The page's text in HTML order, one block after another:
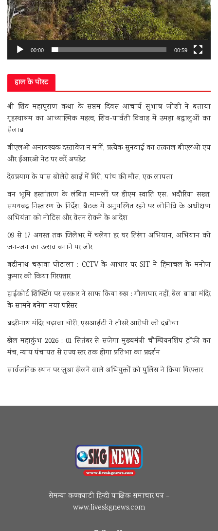
00:00 00:59
हाल के पोस्ट
श्री शिव महापुराण कथा के सप्तम दिवस आचार्य सुभाष जोशी ने बताया
गृहस्थाश्रम का आध्यात्मिक महत्व, शिव-पार्वती विवाह में उमड़ा श्रद्धालुओं का
सैलाब
बीएलओ अनावश्यक दस्तावेज न मांगें, प्रत्येक सुनवाई का तत्काल बीएलओ एप
और ईआरओ नेट पर करें अपडेट
देवप्रयाग के पास बोलेरो खाई में गिरी, पांच की मौत, एक लापता
वन भूमि हस्तांतरण के लंबित मामलों पर डीएम स्वाति एस. भदौरिया सख्त,
समयबद्ध निस्तारण के निर्देश, बैठक में अनुपस्थित रहने पर लोनिवि के अधीक्षण
अभियंता को नोटिस और वेतन रोकने के आदेश
09 से 17 अगस्त तक जिलेभर में चलेगा हर घर तिरंगा अभियान, अभियान को
जन-जन का उत्सव बनाने पर जोर
बद्रीनाथ चढ़ावा घोटाला : CCTV के आधार पर SIT ने हिमाचल के मनोज
कुमार को किया गिरफ्तार
हाईकोर्ट शिफ्टिंग पर सरकार ने साफ किया रुख : गौलापार नहीं, बेल बाबा मंदिर
के सामने बनेगा नया परिसर
बदरीनाथ मंदिर चढ़ावा चोरी, एसआईटी ने तीसरे आरोपी को दबोचा
खेल महाकुंभ 2026 : 01 सितंबर से सजेगा मुख्यमंत्री चौम्पियनशिप ट्रॉफी का
मंच, न्याय पंचायत से राज्य स्तर तक होगा प्रतिभा का प्रदर्शन
सार्वजनिक स्थान पर जुआ खेलने वाले अभियुक्तों को पुलिस ने किया गिरफ्तार
सेमन्या कण्वघाटी हिन्दी पाक्षिक समाचार पत्र –
www.liveskgnews.com